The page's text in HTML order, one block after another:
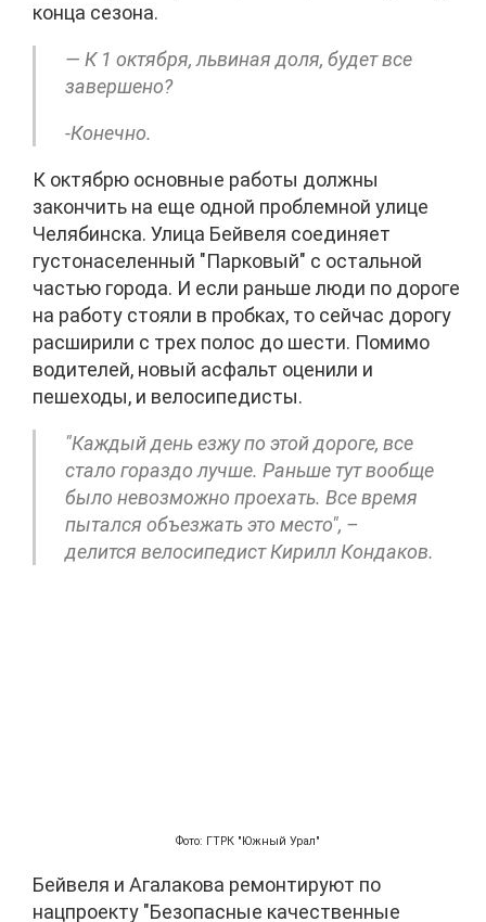
конца сезона.
— К 1 октября, львиная доля, будет все
завершено?
-Конечно.
К октябрю основные работы должны
закончить на еще одной проблемной улице
Челябинска. Улица Бейвеля соединяет
густонаселенный "Парковый" с остальной
частью города. И если раньше люди по дороге
на работу стояли в пробках, то сейчас дорогу
расширили с трех полос до шести. Помимо
водителей, новый асфальт оценили и
пешеходы, и велосипедисты.
"Каждый день езжу по этой дороге, все
стало гораздо лучше. Раньше тут вообще
было невозможно проехать. Все время
пытался объезжать это место", –
делится велосипедист Кирилл Кондаков.
Фото: ГТРК "Южный Урал"
Бейвеля и Агалакова ремонтируют по
нацпроекту "Безопасные качественные